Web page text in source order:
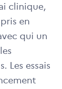
clinique,
en
qui un
Les essais